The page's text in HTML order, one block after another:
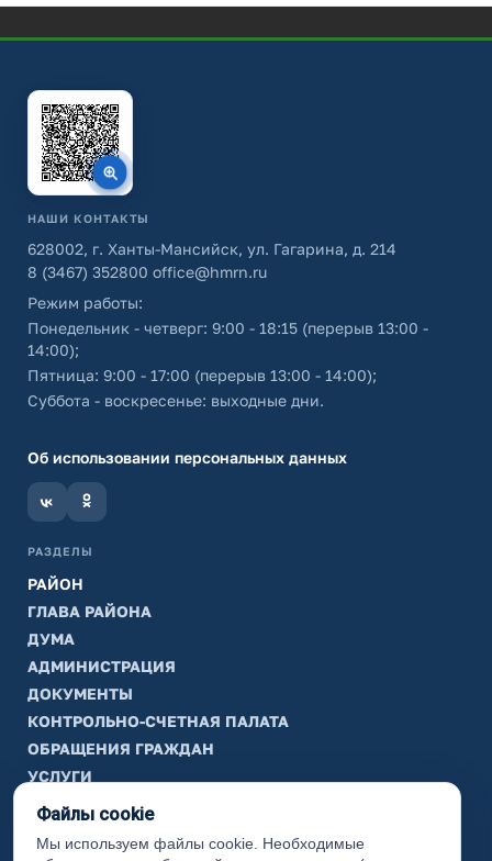
НАШИ КОНТАКТЫ
628002, г. Ханты-Мансийск, ул. Гагарина, д. 214
8 (3467) 352800 office@hmrn.ru
Режим работы:
Понедельник - четверг: 9:00 - 18:15 (перерыв 13:00 -
14:00);
Пятница: 9:00 - 17:00 (перерыв 13:00 - 14:00);
Суббота - воскресенье: выходные дни.
Об использовании персональных данных
РАЗДЕЛЫ
РАЙОН
ГЛАВА РАЙОНА
ДУМА
АДМИНИСТРАЦИЯ
ДОКУМЕНТЫ
КОНТРОЛЬНО-СЧЕТНАЯ ПАЛАТА
ОБРАЩЕНИЯ ГРАЖДАН
УСЛУГИ
ТИК
ИНФОРМАЦИЯ
Файлы cookie
Мы используем файлы cookie. Необходимые